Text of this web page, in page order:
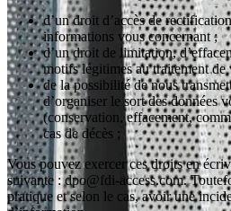
d’un droit d’accès de
informations vous concernant ;
d’un droit de limitation,
motifs légitimes au traitement de
de la possibilité de nous
d’organiser le sort des données
(conservation, effacement,
cas de décès ;
Vous pouvez exercer ces droits en
suivante : dpo@fdi-access.com.
pratique et selon le cas, avoir une